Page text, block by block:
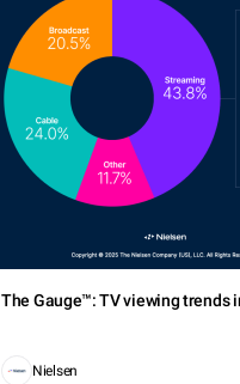
The Gauge™: TV viewing trends
Nielsen